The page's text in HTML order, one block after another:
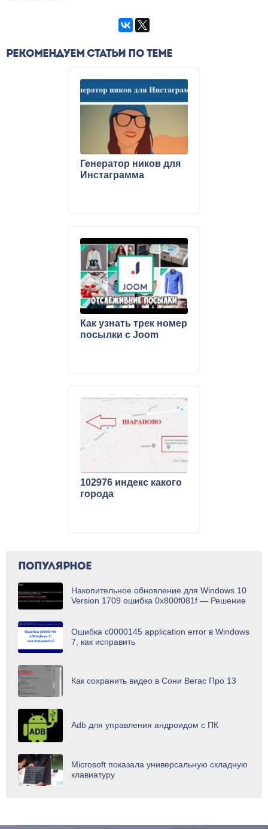
РЕКОМЕНДУЕМ СТАТЬИ ПО ТЕМЕ
Генератор ников для
Инстаграмма
Как узнать трек номер
посылки с Joom
102976 индекс какого
города
ПОПУЛЯРНОЕ
Накопительное обновление для Windows 10
Version 1709 ошибка 0x800f081f — Решение
Ошибка c0000145 application error в Windows
7, как исправить
Как сохранить видео в Сони Вегас Про 13
Adb для управления андроидом с ПК
Microsoft показала универсальную складную
клавиатуру